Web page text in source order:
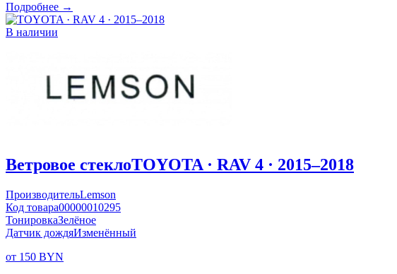
Подробнее →
В наличии
Ветровое стеклоTOYOTA · RAV 4 · 2015–2018
ПроизводительLemson
Код товара00000010295
ТонировкаЗелёное
Датчик дождяИзменённый
от 150 BYN